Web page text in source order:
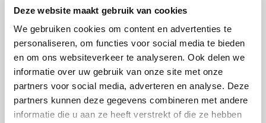
Deze website maakt gebruik van cookies
We gebruiken cookies om content en advertenties te
personaliseren, om functies voor social media te bieden
en om ons websiteverkeer te analyseren. Ook delen we
informatie over uw gebruik van onze site met onze
partners voor social media, adverteren en analyse. Deze
partners kunnen deze gegevens combineren met andere
informatie die u aan ze heeft verstrekt of die ze hebben
Sarenza Interhome Schiesser Bolt Energie